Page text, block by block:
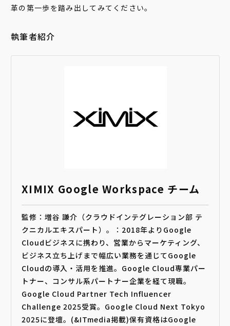
革の第一歩を踏み出してみてください。
執筆者紹介
XIMIX Google Workspace チーム
監修：増谷 謙介（クラウドインテグレーション部 テ
クニカルエキスパート）。：2018年よりGoogle
Cloudビジネスに携わり、営業からマーケティング、
ビジネス立ち上げまで幅広い業務を通じてGoogle
Cloudの導入・活用を推進。Google Cloud専業パー
トナー、コンサル系パートナー企業を経て現職。
Google Cloud Partner Tech Influencer
Challenge 2025受賞。Google Cloud Next Tokyo
2025に登壇。(&ITmedia掲載)保有資格はGoogle